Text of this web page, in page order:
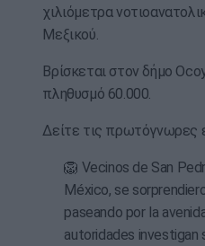
χιλιόμετρα
Μεξικού.
Βρίσκεται στον δήμο
πληθυσμό 60.000.
Δείτε τις πρωτόγνωρες
🦁 Vecinos de San
México, se
paseando por la
autoridades investigan